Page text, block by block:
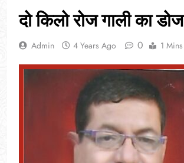
दो किलो रोज गाली का डोज
Admin 4 Years Ago 0 1 Mins